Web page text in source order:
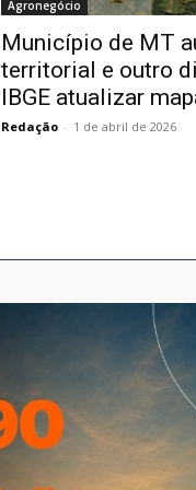
Agronegócio
Município de MT
territorial e outro
IBGE atualizar
Redação - 1 de abril de 2026